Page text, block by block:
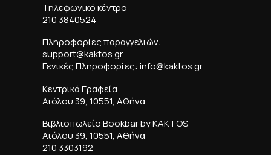
Τηλεφωνικό κέντρο
210 3840524
Πληροφορίες παραγγελιών:
support@kaktos.gr
Γενικές Πληροφορίες: info@kaktos.gr
Κεντρικά Γραφεία
Αιόλου 39, 10551, Αθήνα
Βιβλιοπωλείο Bookbar by KAKTOS
Αιόλου 39, 10551, Αθήνα
210 3303192